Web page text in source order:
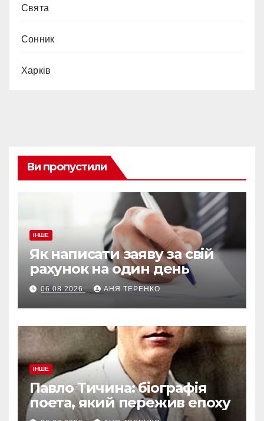
Свята
Сонник
Харків
Ви пропустили
ІНШЕ
Як написати заяву за свій
рахунок на один день
06.08.2026 АНЯ ТЕРЕНКО
ІНШЕ
Павло Тичина: біографія
поета, який пережив епоху